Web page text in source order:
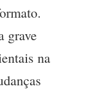
grave
na